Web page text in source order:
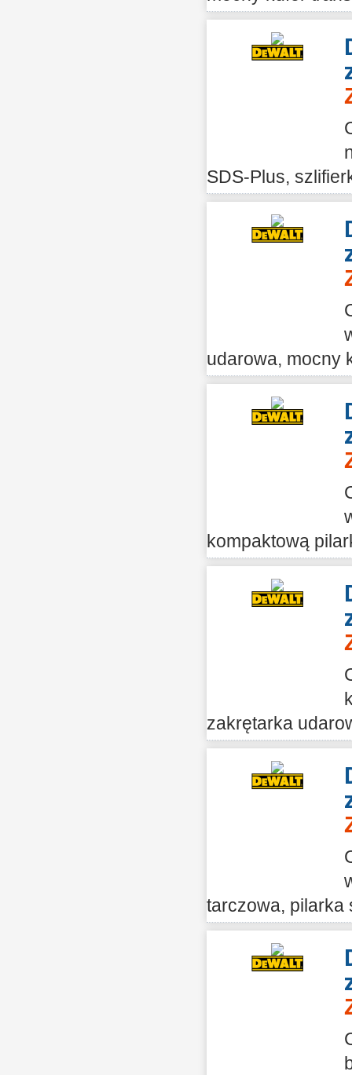
SDS-Plus,
udarowa, mocny
kompaktową
zakrętarka
tarczowa, pilarka